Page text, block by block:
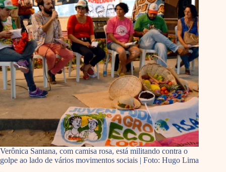
Verônica Santana, com camisa rosa, está militando contra o
golpe ao lado de vários movimentos sociais | Foto: Hugo Lima